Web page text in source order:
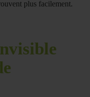
plus facilement.